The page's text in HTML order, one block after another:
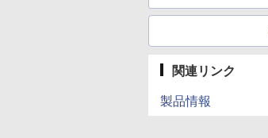
関連リンク
製品情報